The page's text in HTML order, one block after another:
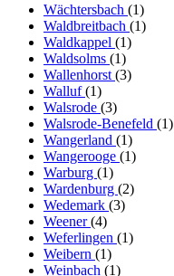
Wächtersbach (1)
Waldbreitbach (1)
Waldkappel (1)
Waldsolms (1)
Wallenhorst (3)
Walluf(1)
Walsrode (3)
Walsrode-Benefeld (1)
Wangerland (1)
Wangerooge (1)
Warburg (1)
Wardenburg (2)
Wedemark (3)
Weener(4)
Weferlingen (1)
Weibern (1)
Weinbach (1)